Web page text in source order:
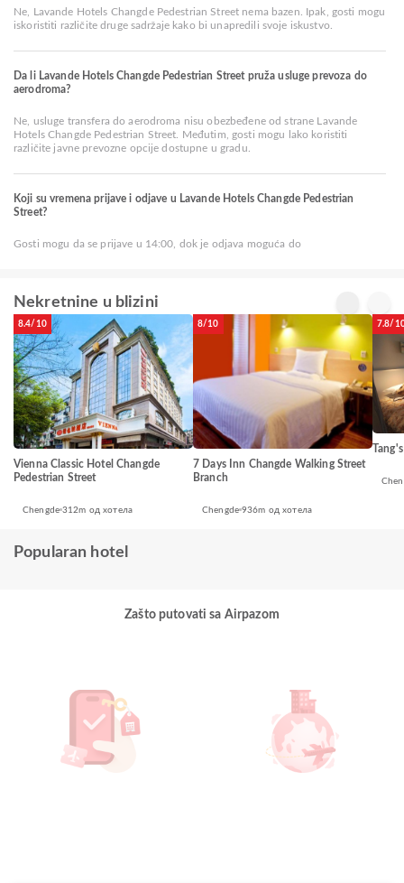
Ne, Lavande Hotels Changde Pedestrian Street nema bazen. Ipak, gosti mogu
iskoristiti različite druge sadržaje kako bi unapredili svoje iskustvo.
Da li Lavande Hotels Changde Pedestrian Street pruža usluge prevoza do
aerodroma?
Ne, usluge transfera do aerodroma nisu obezbeđene od strane Lavande
Hotels Changde Pedestrian Street. Međutim, gosti mogu lako koristiti
različite javne prevozne opcije dostupne u gradu.
Koji su vremena prijave i odjave u Lavande Hotels Changde Pedestrian
Street?
Gosti mogu da se prijave u 14:00, dok je odjava moguća do
Nekretnine u blizini
8.4/10
Vienna Classic Hotel Changde
Pedestrian Street
Chengde 312m од хотела
8/10
7 Days Inn Changde Walking Street
Branch
Chengde 936m од хотела
7.8/
Popularan hotel
Zašto putovati sa Airpazom